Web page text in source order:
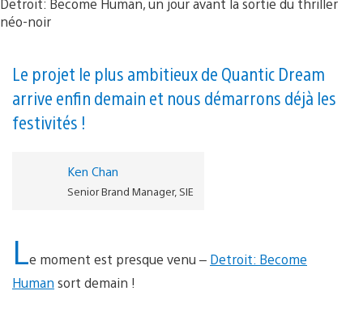
Le projet le plus ambitieux de Quantic Dream
arrive enfin demain et nous démarrons déjà les
festivités !
Ken Chan
Senior Brand Manager, SIE
Le moment est presque venu – Detroit: Become
Human sort demain !